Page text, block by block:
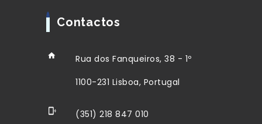
Contactos
Rua dos Fanqueiros, 38 - 1º
1100-231 Lisboa, Portugal
(351) 218 847 010